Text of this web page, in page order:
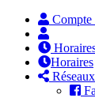
Compte
Horaires